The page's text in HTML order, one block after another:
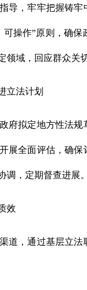
，牢牢把握铸牢
操作”原则，确
域，回应群众关
立法计划
拟定地方性法规
展全面评估，确
调，定期督查进展。
效
，通过基层立法